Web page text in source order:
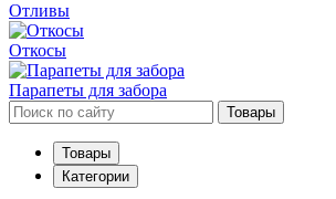
Отливы
Откосы
Парапеты для забора
Товары
Товары
Категории